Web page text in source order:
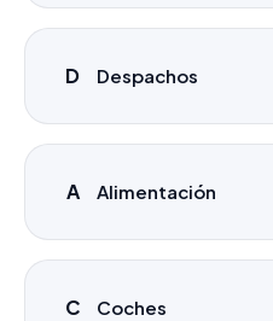
D Despachos
A Alimentación
C Coches